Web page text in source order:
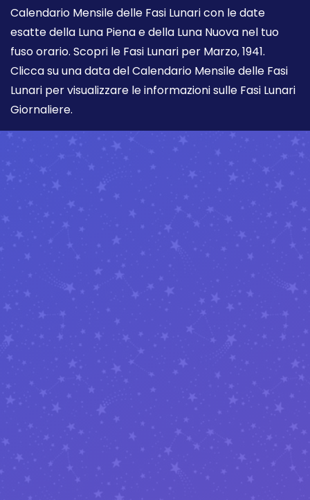
Calendario Mensile delle Fasi Lunari con le date
esatte della Luna Piena e della Luna Nuova nel tuo
fuso orario. Scopri le Fasi Lunari per Marzo, 1941.
Clicca su una data del Calendario Mensile delle Fasi
Lunari per visualizzare le informazioni sulle Fasi Lunari
Giornaliere.